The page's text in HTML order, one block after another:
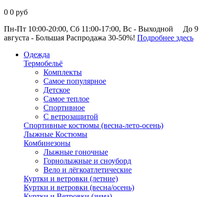
0 0 руб
Пн-Пт 10:00-20:00, Сб 11:00-17:00, Вс - Выходной
До 9
августа - Большая Распродажа 30-50%! Подробнее здесь
Одежда
Термобельё
Комплекты
Самое популярное
Детское
Самое теплое
Спортивное
С ветрозащитой
Спортивные костюмы (весна-лето-осень)
Лыжные Костюмы
Комбинезоны
Лыжные гоночные
Горнолыжные и сноуборд
Вело и лёгкоатлетические
Куртки и ветровки (летние)
Куртки и ветровки (весна/осень)